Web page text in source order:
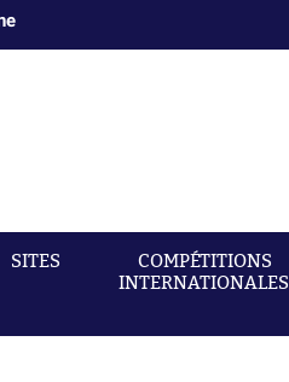
SITES
COMPÉTITIONS
INTERNATIONALES